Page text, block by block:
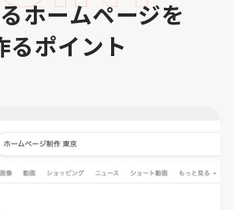
ホームページを
るポイント